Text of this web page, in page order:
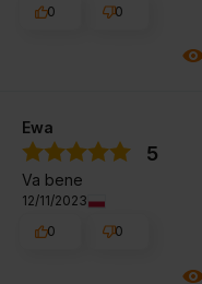
0
0
Ewa
5
Va bene
12/11/2023
0
0